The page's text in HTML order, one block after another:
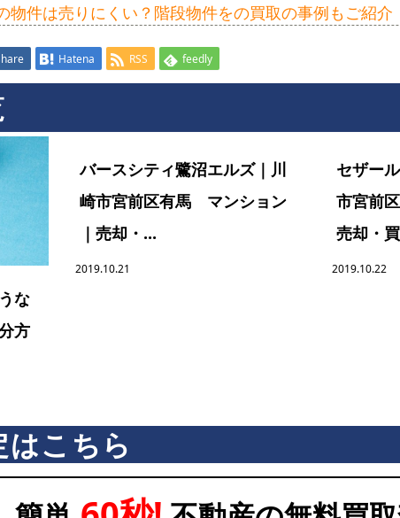
物件は売りにくい？階段物件をの買取の事例もご紹介
Hatena RSS feedly
な
方
バースシティ鷺沼エルズ｜川
崎市宮前区有馬 マンション
｜売却・...
2019.10.21
セザー
市宮前
売却・
2019.10.22
こちら